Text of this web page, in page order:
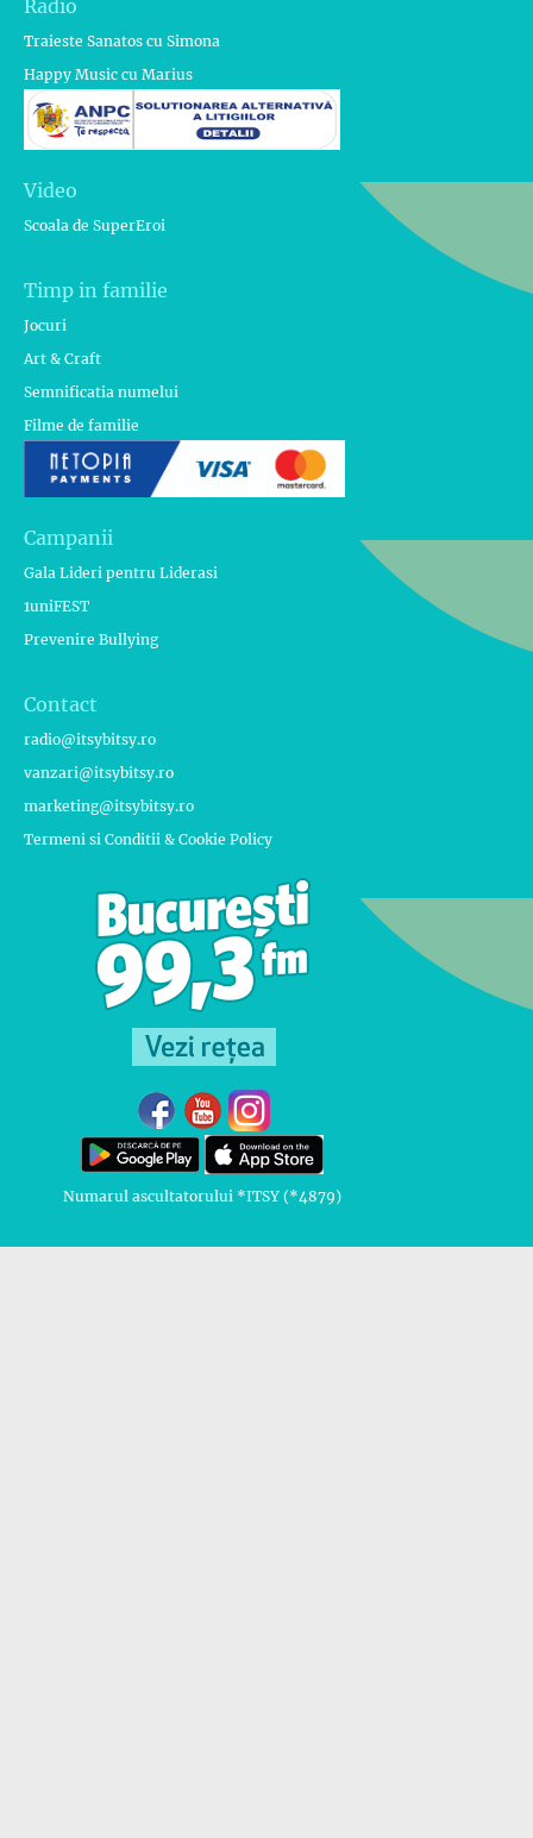
Radio
Traieste Sanatos cu Simona
Happy Music cu Marius
Video
Scoala de SuperEroi
Timp in familie
Jocuri
Art & Craft
Semnificatia numelui
Filme de familie
Campanii
Gala Lideri pentru Liderasi
1uniFEST
Prevenire Bullying
Contact
radio@itsybitsy.ro
vanzari@itsybitsy.ro
marketing@itsybitsy.ro
Termeni si Conditii & Cookie Policy
Numarul ascultatorului *ITSY (*4879)